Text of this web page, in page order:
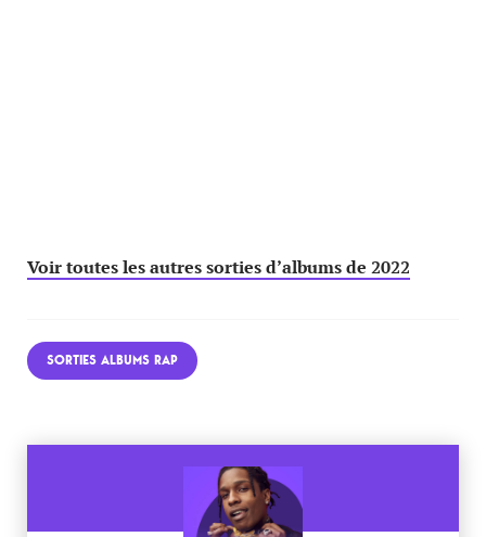
Voir toutes les autres sorties d’albums de 2022
SORTIES ALBUMS RAP